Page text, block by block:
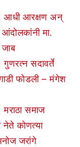
आरक्षण अन्
मा.
जाब
सदावर्ते
फोडली – मंगेश
समाज
नेते कोणत्या
जरांगे